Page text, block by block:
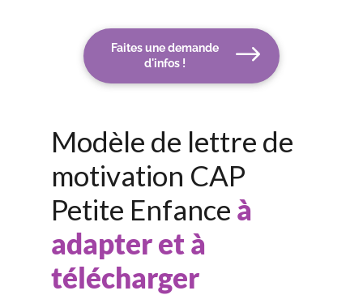
Faites une demande
d'infos !
Modèle de lettre de
motivation CAP
Petite Enfance à
adapter et à
télécharger